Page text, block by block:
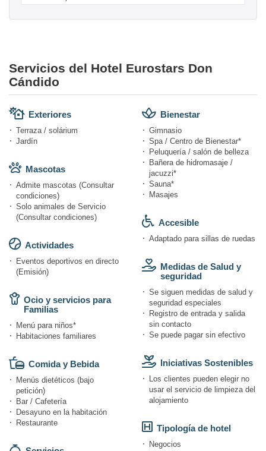
Servicios del Hotel Eurostars Don
Cándido
Exteriores
Terraza / solárium
Jardín
Mascotas
Admite mascotas (Consultar
condiciones)
Solo animales de Servicio
(Consultar condiciones)
Actividades
Eventos deportivos en directo
(Emisión)
Ocio y servicios para
Familias
Menú para niños*
Habitaciones familiares
Comida y Bebida
Menús dietéticos (bajo
petición)
Bar / Cafetería
Desayuno en la habitación
Restaurante
Bienestar
Gimnasio
Spa / Centro de Bienestar*
Peluquería / salón de belleza
Bañera de hidromasaje /
jacuzzi*
Sauna*
Masajes
Accesible
Adaptado para sillas de ruedas
Medidas de Salud y
seguridad
Se siguen medidas de salud y
seguridad especiales
Registro de entrada y salida
sin contacto
Se puede pagar sin efectivo
Iniciativas Sostenibles
Los clientes pueden elegir no
usar el servicio de limpieza del
alojamiento
Tipología de hotel
Negocios